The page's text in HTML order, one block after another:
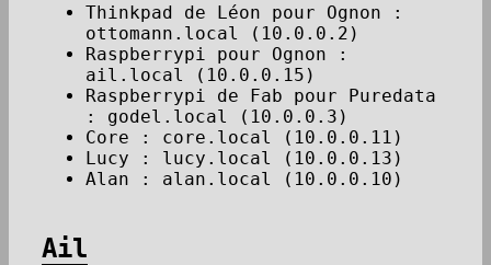
Thinkpad de Léon pour Ognon :
ottomann.local (10.0.0.2)
Raspberrypi pour Ognon :
ail.local (10.0.0.15)
Raspberrypi de Fab pour Puredata
: godel.local (10.0.0.3)
Core : core.local (10.0.0.11)
Lucy : lucy.local (10.0.0.13)
Alan : alan.local (10.0.0.10)
Ail